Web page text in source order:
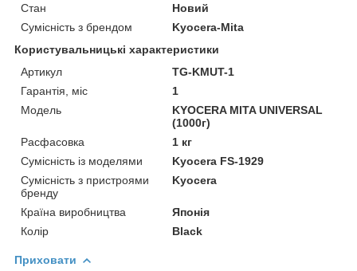
Стан
Новий
Сумісність з брендом
Kyocera-Mita
Користувальницькі характеристики
Артикул
TG-KMUT-1
Гарантія, міс
1
Мoдель
KYOCERA MITA UNIVERSAL
(1000г)
Расфасовка
1 кг
Сумісність із моделями
Kyocera FS-1929
Сумісність з пристроями
бренду
Kyocera
Країна виробництва
Японія
Колір
Black
Приховати